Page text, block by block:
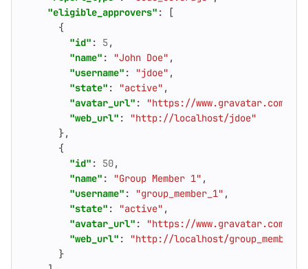
"eligible_approvers" :
[
{
"id" : 5,
"name" : "John Doe" ,
"username" : "jdoe" ,
"state" : "active" ,
"avatar_url" :
"https://www.gravatar.com/
"web_url" :
"http://localhost/jdoe"
},
{
"id" : 50,
"name" : "Group Member 1" ,
"username" : "group_member_1" ,
"state" : "active" ,
"avatar_url" :
"https://www.gravatar.com/
"web_url" :
"http://localhost/
}